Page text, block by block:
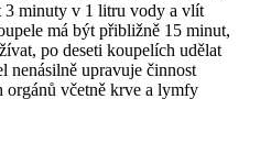
3 minuty v 1 litru vody a vlít
má být přibližně 15 minut,
po deseti koupelích udělat
nenásilně upravuje činnost
včetně krve a lymfy